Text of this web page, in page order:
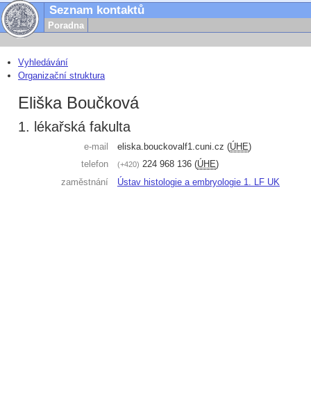
Seznam kontaktů
Poradna
Vyhledávání
Organizační struktura
Eliška Boučková
1. lékařská fakulta
e-mail eliska.bouckova lf1.cuni.cz(ÚHE
telefon
+420 224 968 136 (ÚHE)
zaměstnání
Ústav histologie a embryologie 1. LF UK